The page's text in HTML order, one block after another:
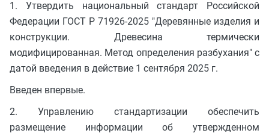
1. Утвердить национальный стандарт Российской
Федерации ГОСТ Р 71926-2025 "Деревянные изделия и
конструкции. Древесина термически
модифицированная. Метод определения разбухания" с
датой введения в действие 1 сентября 2025 г.
Введен впервые.
2. Управлению стандартизации обеспечить
размещение информации об утвержденном